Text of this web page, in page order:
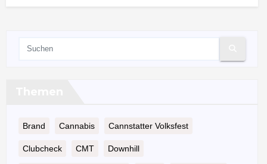
Brand Cannabis Cannstatter Volksfest
Clubcheck CMT Downhill